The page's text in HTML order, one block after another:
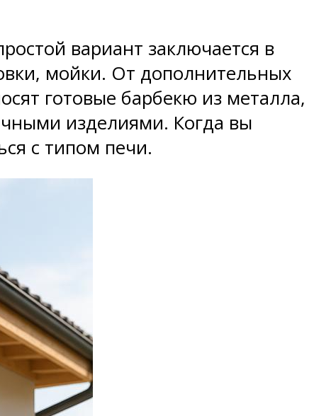
вариант заключается в
мойки. От дополнительных
готовые барбекю из металла,
изделиями. Когда вы
с типом печи.